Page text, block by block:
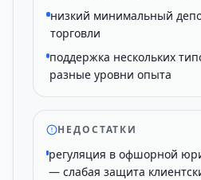
низкий минимальный
торговли
поддержка нескольких
разные уровни опыта
НЕДОСТАТКИ
регуляция в офшорной
— слабая защита